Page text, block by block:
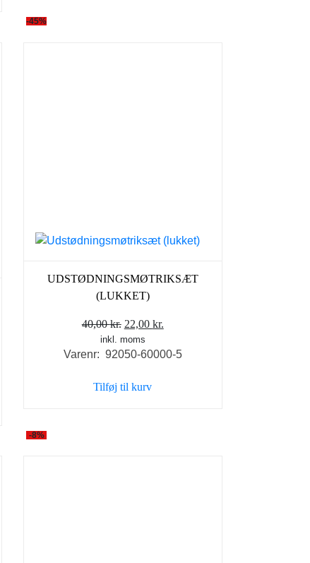
-45%
UDSTØDNINGSMØTRIKSÆT
(LUKKET)
40,00kr. Den
oprindelige
pris
40,00 kr..
22,00 kr.
pris
inkl. moms
Varenr: 92050-60000-5
Tilføj til kurv
-8%